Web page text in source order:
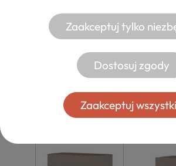
Zaakceptuj tylko
Dostosuj zgody
Zaakceptuj